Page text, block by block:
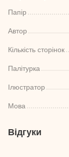
Папір
Автор
Кількість сторінок
Палітурка
Ілюстратор
Мова
Відгуки